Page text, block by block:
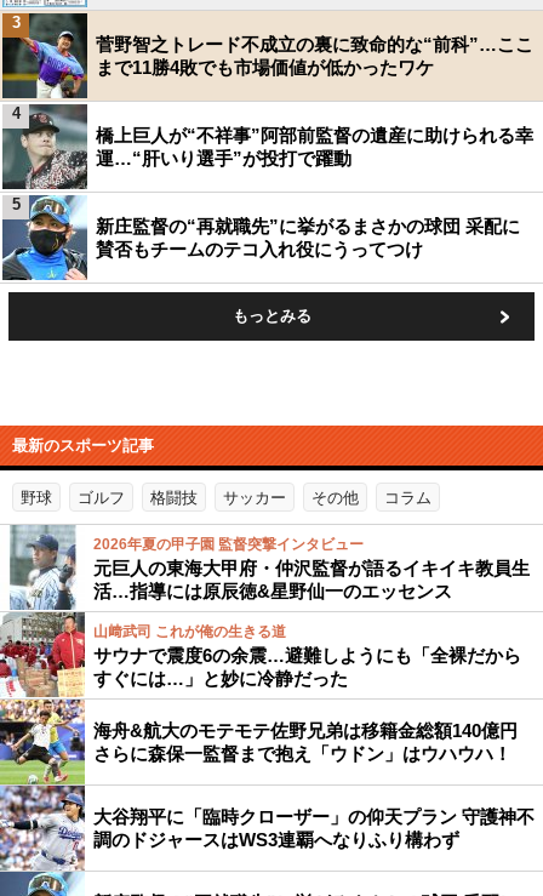
菅野智之トレード不成立の裏に致命的な“前科”…ここ
まで11勝4敗でも市場価値が低かったワケ
3
橋上巨人が“不祥事”阿部前監督の遺産に助けられる幸
運…“肝いり選手”が投打で躍動
4
新庄監督の“再就職先”に挙がるまさかの球団 采配に
賛否もチームのテコ入れ役にうってつけ
5
もっとみる
最新のスポーツ記事
野球 ゴルフ 格闘技 サッカー その他 コラム
2026年夏の甲子園 監督突撃インタビュー
元巨人の東海大甲府・仲沢監督が語るイキイキ教員生
活…指導には原辰徳&星野仙一のエッセンス
山﨑武司 これが俺の生きる道
サウナで震度6の余震…避難しようにも「全裸だから
すぐには…」と妙に冷静だった
海舟&航大のモテモテ佐野兄弟は移籍金総額140億円
さらに森保一監督まで抱え「ウドン」はウハウハ！
大谷翔平に「臨時クローザー」の仰天プラン 守護神不
調のドジャースはWS3連覇へなりふり構わず